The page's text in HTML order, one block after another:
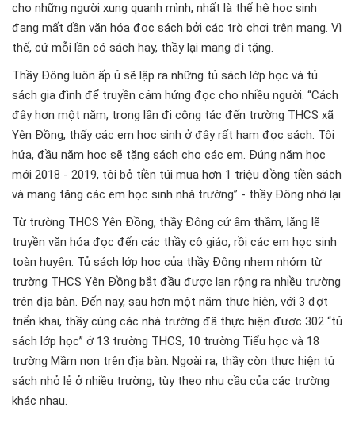
cho những người xung quanh mình, nhất là thế hệ học sinh
đang mất dần văn hóa đọc sách bởi các trò chơi trên mạng. Vì
thế, cứ mỗi lần có sách hay, thầy lại mang đi tặng.
Thầy Đông luôn ấp ủ sẽ lập ra những tủ sách lớp học và tủ
sách gia đình để truyền cảm hứng đọc cho nhiều người. “Cách
đây hơn một năm, trong lần đi công tác đến trường THCS xã
Yên Đồng, thấy các em học sinh ở đây rất ham đọc sách. Tôi
hứa, đầu năm học sẽ tặng sách cho các em. Đúng năm học
mới 2018 - 2019, tôi bỏ tiền túi mua hơn 1 triệu đồng tiền sách
và mang tặng các em học sinh nhà trường” - thầy Đông nhớ lại.
Từ trường THCS Yên Đồng, thầy Đông cứ âm thầm, lặng lẽ
truyền văn hóa đọc đến các thầy cô giáo, rồi các em học sinh
toàn huyện. Tủ sách lớp học của thầy Đông nhem nhóm từ
trường THCS Yên Đồng bắt đầu được lan rộng ra nhiều trường
trên địa bàn. Đến nay, sau hơn một năm thực hiện, với 3 đợt
triển khai, thầy cùng các nhà trường đã thực hiện được 302 “tủ
sách lớp học” ở 13 trường THCS, 10 trường Tiểu học và 18
trường Mầm non trên địa bàn. Ngoài ra, thầy còn thực hiện tủ
sách nhỏ lẻ ở nhiều trường, tùy theo nhu cầu của các trường
khác nhau.